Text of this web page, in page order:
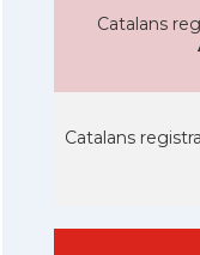
Catalans
Catalans